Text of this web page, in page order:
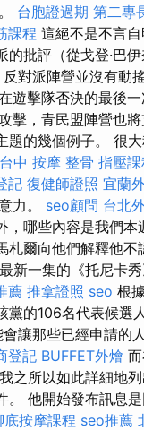
台胞證過期 第二專
課程 這絕不是不言
批評（從戈登·巴
反對派陣營並沒有
遊擊隊否決的最後
擊，青民盟陣營也將
題的幾個例子。 很
台中 按摩 整骨 指壓課
記 復健師證照 宜蘭
力。 seo顧問 台北
，哪些內容是我們
爾向他們解釋他不
新一集的《托尼卡
薦 推拿證照 seo 根
的106名代表候選
讓那些已經申請的
登記 BUFFET外燴
之所以如此詳細地
。 他開始發布訊息
底按摩課程 seo推薦